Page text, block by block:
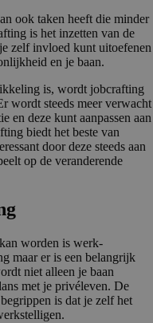
ook taken heeft die minder
is het inzetten van de
zelf invloed kunt uitoefenen
en je baan.
is, wordt jobcrafting
wordt steeds meer verwacht
en deze kunt aanpassen aan
biedt het beste van
door deze steeds aan
op de veranderende
worden is werk-
maar er is een belangrijk
niet alleen je baan
met je privéleven. De
is dat je zelf het